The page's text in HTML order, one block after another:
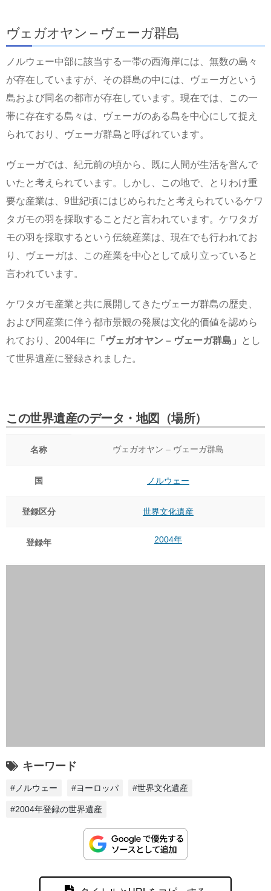
ヴェガオヤン – ヴェーガ群島
ノルウェー中部に該当する一帯の西海岸には、無数の島々
が存在していますが、その群島の中には、ヴェーガという
島および同名の都市が存在しています。現在では、この一
帯に存在する島々は、ヴェーガのある島を中心にして捉え
られており、ヴェーガ群島と呼ばれています。
ヴェーガでは、紀元前の頃から、既に人間が生活を営んで
いたと考えられています。しかし、この地で、とりわけ重
要な産業は、9世紀頃にはじめられたと考えられているケワ
タガモの羽を採取することだと言われています。ケワタガ
モの羽を採取するという伝統産業は、現在でも行われてお
り、ヴェーガは、この産業を中心として成り立っていると
言われています。
ケワタガモ産業と共に展開してきたヴェーガ群島の歴史、
および同産業に伴う都市景観の発展は文化的価値を認めら
れており、2004年に
「ヴェガオヤン – ヴェーガ群島」
とし
て世界遺産に登録されました。
この世界遺産のデータ・地図（場所）
名称 ヴェガオヤン – ヴェーガ群島
国 ノルウェー
登録区分 世界文化遺産
登録年 2004年
キーワード
#ノルウェー #ヨーロッパ #世界文化遺産
#2004年登録の世界遺産